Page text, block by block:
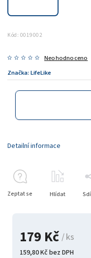
Kód: 0019002
Neohodnoceno
Značka: LifeLike
179 Kč / ks
159,80 Kč bez DPH
Detailní informace
Zeptat se Hlídat